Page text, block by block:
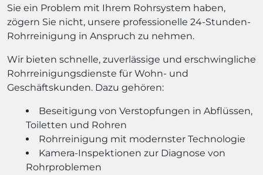
Sie ein Problem mit Ihrem Rohrsystem haben,
zögern Sie nicht, unsere professionelle 24-Stunden-
Rohrreinigung in Anspruch zu nehmen.
Wir bieten schnelle, zuverlässige und erschwingliche
Rohrreinigungsdienste für Wohn- und
Geschäftskunden. Dazu gehören:
Beseitigung von Verstopfungen in Abflüssen,
Toiletten und Rohren
Rohrreinigung mit modernster Technologie
Kamera-Inspektionen zur Diagnose von
Rohrproblemen